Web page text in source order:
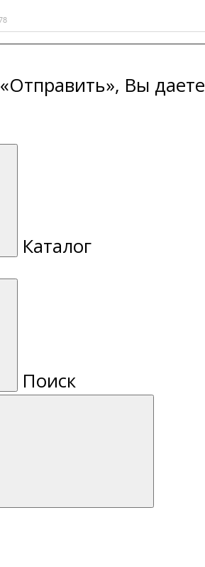
Вы даете
Каталог
Поиск